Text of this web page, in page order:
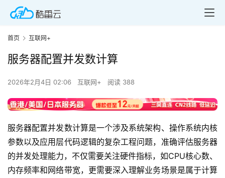
首页 互联网+
服务器配置并发数计算
2026年2月4日 02:06 互联网+ 阅读 388
服务器配置并发数计算是一个涉及系统架构、操作系统内核
参数以及应用层代码逻辑的复杂工程问题，准确评估服务器
的并发处理能力，不仅需要关注硬件指标，如CPU核心数、
内存频率和网络带宽，更需要深入理解业务场景是属于计算